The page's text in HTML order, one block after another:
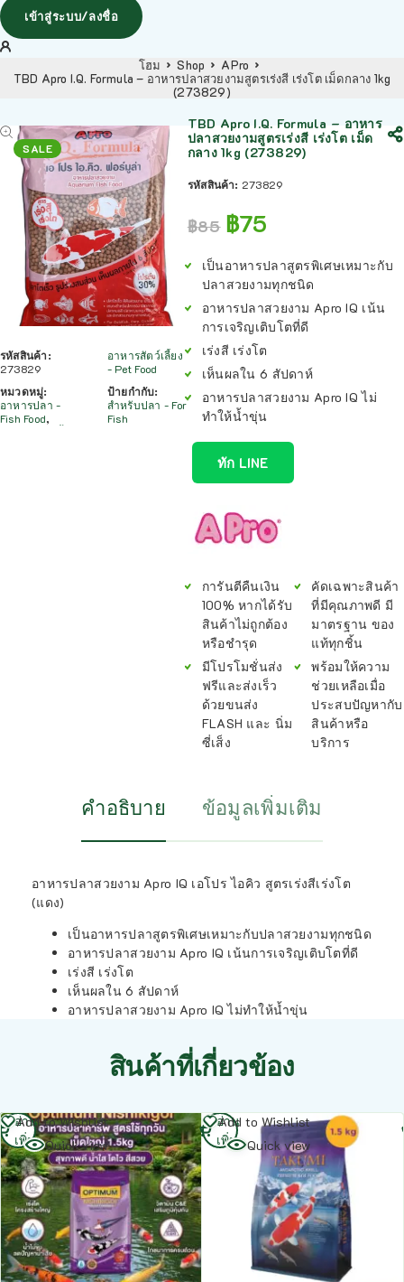
เข้าสู่ระบบ/ลงชื่อ
โฮม Shop
APro
TBD Apro I.Q. Formula – อาหารปลาสวยงามสูตรเร่งสี เร่งโต เม็ดกลาง 1kg
(273829)
SALE
รหัสสินค้า:
273829
หมวดหมู่:
อาหารปลา -
Fish Food,
อาหารสัตว์เลี้ยง
- Pet Food
ป้ายกำกับ:
สำหรับปลา - For
Fish
TBD Apro I.Q. Formula – อาหาร
ปลาสวยงามสูตรเร่งสี เร่งโต เม็ด
กลาง 1kg (273829)
รหัสสินค้า: 273829
฿85 ฿75
เป็นอาหารปลาสูตรพิเศษเหมาะกับ
ปลาสวยงามทุกชนิด
อาหารปลาสวยงาม Apro IQ เน้น
การเจริญเติบโตที่ดี
เร่งสี เร่งโต
เห็นผลใน 6 สัปดาห์
อาหารปลาสวยงาม Apro IQ ไม่
ทำให้น้ำขุ่น
ทัก LINE
การันตีคืนเงิน
100% หากได้รับ
สินค้าไม่ถูกต้อง
หรือชำรุด
มีโปรโมชั่นส่ง
ฟรีและส่งเร็ว
ด้วยขนส่ง
FLASH และ นิ่ม
ซี่เส็ง
คัดเฉพาะสินค้า
ที่มีคุณภาพดี มี
มาตรฐาน ของ
แท้ทุกชิ้น
พร้อมให้ความ
ช่วยเหลือเมื่อ
ประสบปัญหากับ
สินค้าหรือ
บริการ
คำอธิบาย ข้อมูลเพิ่มเติม
อาหารปลาสวยงาม Apro IQ เอโปร ไอคิว สูตรเร่งสีเร่งโต
(แดง)
เป็นอาหารปลาสูตรพิเศษเหมาะกับปลาสวยงามทุกชนิด
อาหารปลาสวยงาม Apro IQ เน้นการเจริญเติบโตที่ดี
เร่งสี เร่งโต
เห็นผลใน 6 สัปดาห์
อาหารปลาสวยงาม Apro IQ ไม่ทำให้น้ำขุ่น
สินค้าที่เกี่ยวข้อง
Add to Wishlist
Quick view
อ่าน
เพิ่ม
Add to Wishlist
Quick view
อ่าน
เพิ่ม